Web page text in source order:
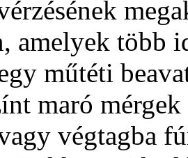
amelyek több
műtéti
maró mérgek
végtagba